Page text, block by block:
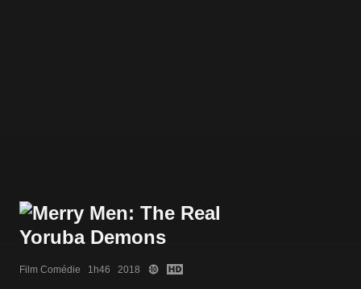
Film Comédie   1h46   2018